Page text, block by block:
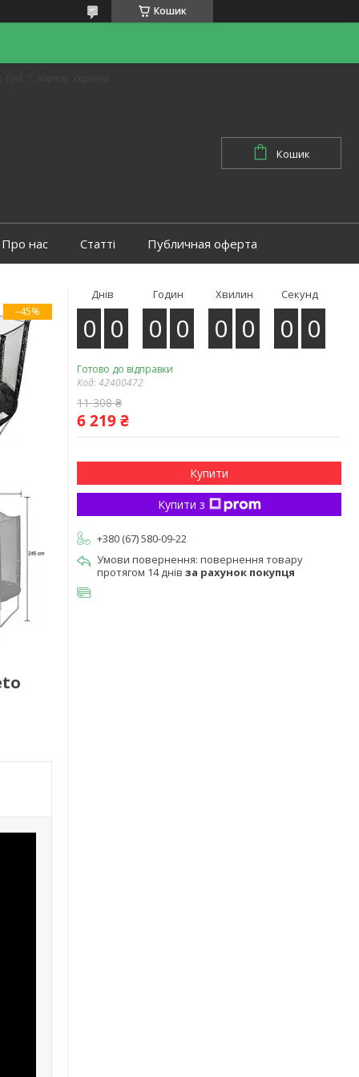
Кошик
Кошик
Про нас Статті Публичная оферта
–45%
Днів
0 0
Годин
0 0
Хвилин
0 0
Секунд
0 0
Готово до відправки
Код:42400472
11 308 ₴
6 219 ₴
Купити
Купити з
+380 (67) 580-09-22
повернення товару
протягом 14 днів за рахунок покупця